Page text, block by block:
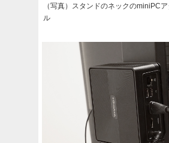
（写真）スタンドのネックのminiPC
ル